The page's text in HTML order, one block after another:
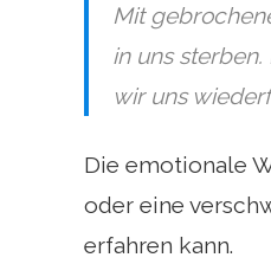
Mit
in uns
wir uns
Die emotionale
oder eine
erfahren kann.